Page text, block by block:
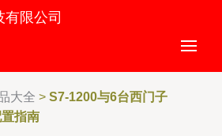
限公司
大全 > S7-1200与6台西门子
指南